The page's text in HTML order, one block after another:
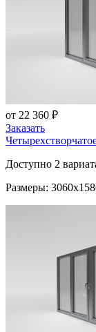
от 22 360 ₽
Заказать
Доступно 2
Размеры: